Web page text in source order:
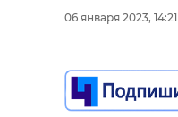
06 января 2023, 14:21